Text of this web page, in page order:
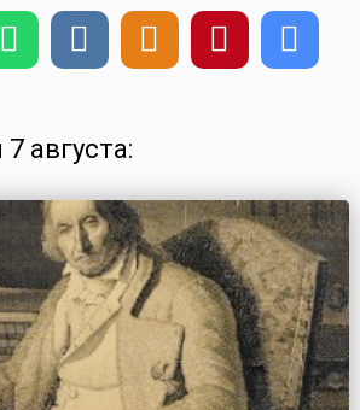
августа: